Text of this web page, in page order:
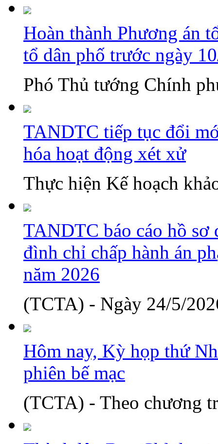
Hoàn thành Phương án
tổ dân phố trước ngày
Phó Thủ tướng Chính
TANDTC tiếp tục đổi
hóa hoạt động xét xử
Thực hiện Kế hoạch
TANDTC báo cáo hồ sơ
đình chỉ chấp hành án
năm 2026
(TCTA) - Ngày 24/5/
Hôm nay, Kỳ họp thứ
phiên bế mạc
(TCTA) - Theo chương